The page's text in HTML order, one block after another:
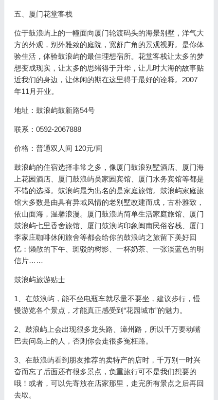
五、厦门花堂客栈
位于鼓浪屿上的一幢面向厦门轮渡码头的海景别墅，洋气大
方的外观，别外雅致的庭院，宽舒广角的景观视野。是你体
验生活，体验鼓浪屿的最佳理想宿所。花堂客栈让太多的梦
想变成现实，让太多的思绪得于升华，让儿时大海的故事贴
近我们的身边，让休闲的期在这里得于最好的诠释。2007
年11月开业。
地址：鼓浪屿鼓新路54号
联系：0592-2067888
价格：普通双人间 120元/间
鼓浪屿的住宿选择非常之多，像厦门鼓浪别墅酒店、厦门海
上花园酒店、厦门鼓浪屿吴家园宾馆、厦门水务宾馆等都是
不错的选择。鼓浪屿最为出名的是家庭旅馆。鼓浪屿家庭旅
馆大多数是由具有异域风情的老别墅改建而成，古朴雅致，
依山面海，温馨浪漫。厦门鼓浪屿简单生活家庭旅馆、厦门
鼓浪屿七里香舍旅馆、厦门鼓浪屿印象闽南民俗客栈、厦门
李家庄咖啡休闲旅舍等都会给你的鼓浪屿之旅留下美好回
忆：懒散的下午、斑驳的树影、一杯奶茶、一张淡蓝色的明
信片……
鼓浪屿旅游贴士
1、在鼓浪屿，能不坐电瓶车就尽量不要坐，建议步行，慢
慢游览各个景点，才能真正感受到“花园城市”的魅力。
2、鼓浪屿上会出现很多龙头路、漳州路，所以千万要动嘴
巴去问岛上的人，否则你会走很多冤枉路。
3、在鼓浪屿看到朋友推荐的卖特产的店时，千万别一时兴
奋而忘了后面还有很多景点，负重旅行可不是我们想要的
哦！或者，可以先寄放在店家那里，走完所有景点之后再回
去取。